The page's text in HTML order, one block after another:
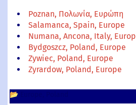
Poznan, Πολωνία, Ευρώπη
Salamanca, Spain, Europe
Numana, Ancona, Italy,
Bydgoszcz, Poland, Europe
Zywiec, Poland, Europe
Zyrardow, Poland, Europe
📂